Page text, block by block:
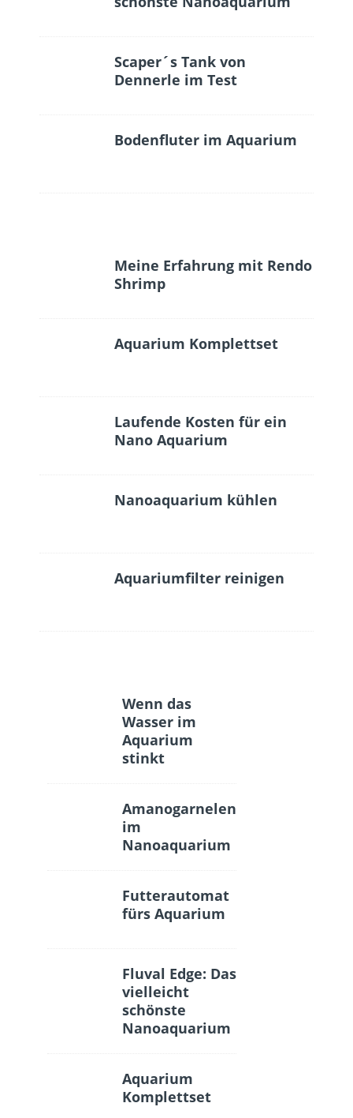
Scaper´s Tank von
Dennerle im Test
Bodenfluter im Aquarium
Meine Erfahrung mit Rendo
Shrimp
Aquarium Komplettset
Laufende Kosten für ein
Nano Aquarium
Nanoaquarium kühlen
Aquariumfilter reinigen
Wenn das
Wasser im
Aquarium
stinkt
Amanogarnelen
im
Nanoaquarium
Futterautomat
fürs Aquarium
Fluval Edge: Das
vielleicht
schönste
Nanoaquarium
Aquarium
Komplettset